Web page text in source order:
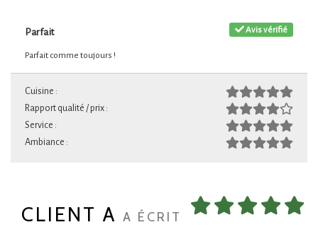
Avis vérifié
Parfait
Parfait comme toujours !
Cuisine :
Rapport qualité / prix :
Service :
Ambiance :
CLIENT A A ÉCRIT